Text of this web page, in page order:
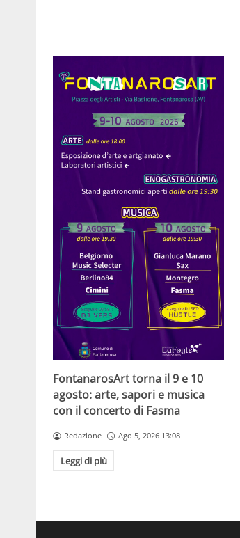
FontanarosArt torna il 9 e 10
agosto: arte, sapori e musica
con il concerto di Fasma
Redazione Ago 5, 2026 13:08
Leggi di più